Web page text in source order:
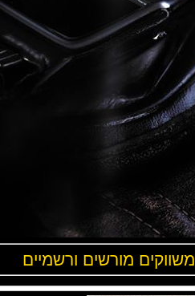
מורשים ורשמיים